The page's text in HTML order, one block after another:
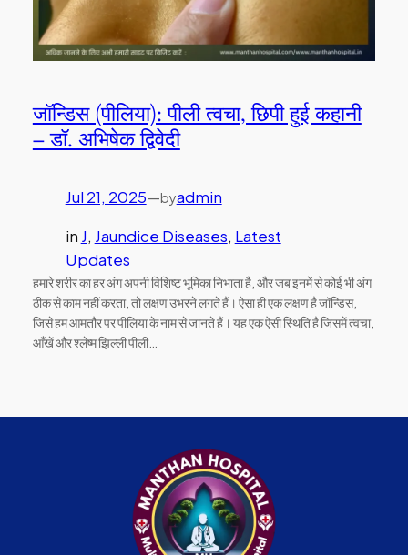
जॉन्डिस (पीलिया): पीली त्वचा, छिपी हुई कहानी
– डॉ. अभिषेक द्विवेदी
Jul 21, 2025—byadmin
in J, Jaundice Diseases, Latest
Updates
हमारे शरीर का हर अंग अपनी विशिष्ट भूमिका निभाता है, और जब इनमें से कोई भी अंग
ठीक से काम नहीं करता, तो लक्षण उभरने लगते हैं। ऐसा ही एक लक्षण है जॉन्डिस,
जिसे हम आमतौर पर पीलिया के नाम से जानते हैं। यह एक ऐसी स्थिति है जिसमें त्वचा,
आँखें और श्लेष्म झिल्ली पीली…